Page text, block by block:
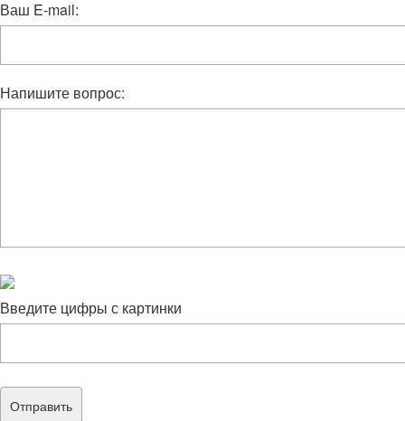
Ваш E-mail:
Напишите вопрос:
Введите цифры с картинки